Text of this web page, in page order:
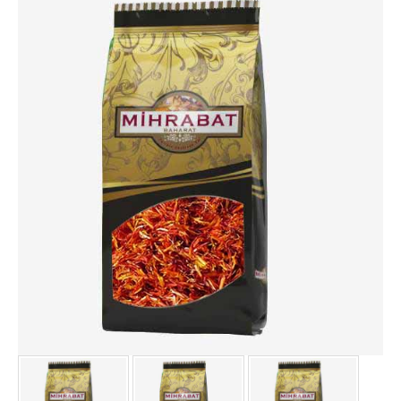
IHLAMUR 200 GR
İSOT BİBER (ACI) 1000 GR
İSOT BİBER (ACI) 500 GR
KABARTMA TOZU 1000 GR
KAKULE ÖĞÜTÜLMÜŞ 1000.
KAKULE ÖĞÜTÜLMÜŞ 500 .
KAKULE TANE 1000 GR
KAKULE TANE 500 GR
KARANFİL 1000 GR
KARANFİL 500 GR
KARBONAT 1000 GR
KEKİK TEK KULLANIMLIK 1000.
KETEN TOHUMU 1000 GR
KETEN TOHUMU 500 GR
KİŞNİŞ TANE 1000 GR
KİŞNİŞ TANE 500 GR